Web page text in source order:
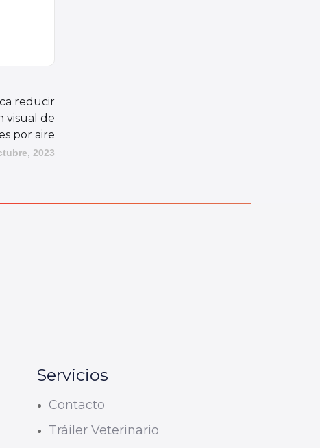
reducir
visual de
por aire
2023
Servicios
Contacto
Tráiler Veterinario